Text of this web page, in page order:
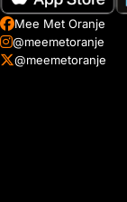
Mee Met Oranje
@meemetoranje
@meemetoranje